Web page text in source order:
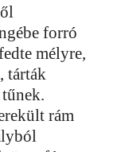
forró
mélyre,
tárták
rám